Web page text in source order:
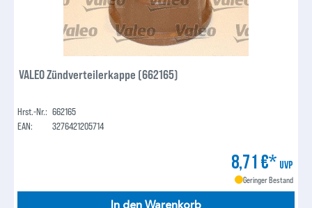
VALEO Zündverteilerkappe (662165)
Hrst.-Nr.: 662165
EAN:
3276421205714
8,71 €* UVP
Geringer Bestand
In den Warenkorb